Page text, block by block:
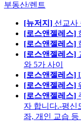
부동산/렌트
[뉴저지] 선교사
[로스앤젤레스]
[로스앤젤레스]
[로스앤젤레스]
와 5가 사이
[로스앤젤레스]
[로스앤젤레스]
[로스앤젤레스]
자 합니다.-평신
좌, 개인 교습 등